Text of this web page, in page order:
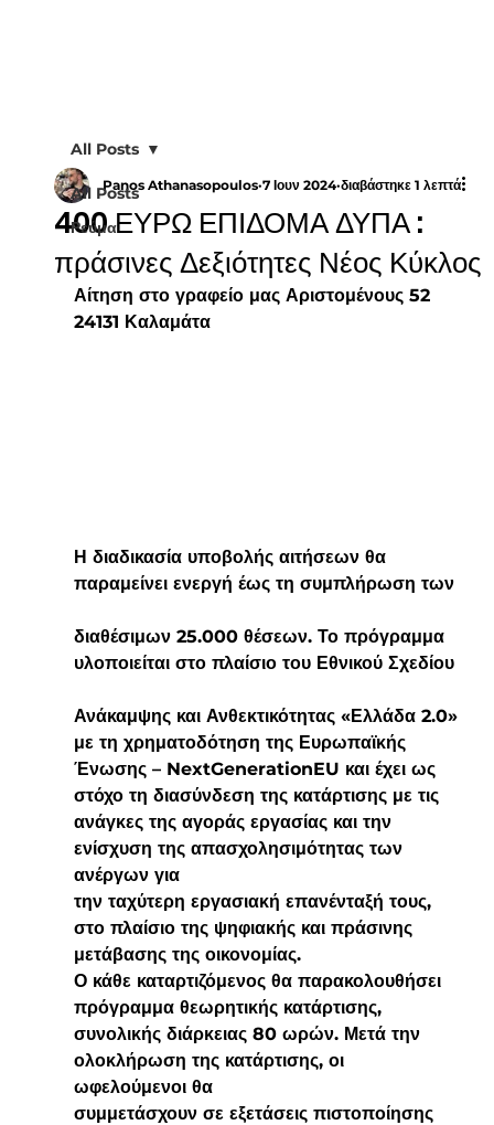
All Posts
Ρεύμα
All Posts
400 ΕΥΡΩ ΕΠΙΔΟΜΑ ΔΥΠΑ :
πράσινες Δεξιότητες Νέος Κύκλος
Panos Athanasopoulos 7 Ιουν 2024 διαβάστηκε 1 λεπτά
Αίτηση στο γραφείο μας Αριστομένους 52
24131 Καλαμάτα
Η διαδικασία υποβολής αιτήσεων θα
παραμείνει ενεργή έως τη συμπλήρωση των
διαθέσιμων 25.000 θέσεων. Το πρόγραμμα
υλοποιείται στο πλαίσιο του Εθνικού Σχεδίου
Ανάκαμψης και Ανθεκτικότητας «Ελλάδα 2.0»
με τη χρηματοδότηση της Ευρωπαϊκής
Ένωσης – NextGenerationEU και έχει ως
στόχο τη διασύνδεση της κατάρτισης με τις
ανάγκες της αγοράς εργασίας και την
ενίσχυση της απασχολησιμότητας των
ανέργων για
την ταχύτερη εργασιακή επανένταξή τους,
στο πλαίσιο της ψηφιακής και πράσινης
μετάβασης της οικονομίας.
Ο κάθε καταρτιζόμενος θα παρακολουθήσει
πρόγραμμα θεωρητικής κατάρτισης,
συνολικής διάρκειας 80 ωρών. Μετά την
ολοκλήρωση της κατάρτισης, οι
ωφελούμενοι θα
συμμετάσχουν σε εξετάσεις πιστοποίησης